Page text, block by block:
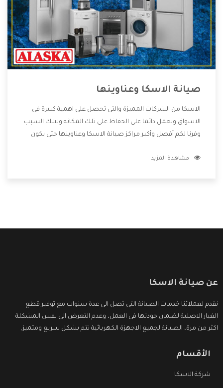
صيانة الاسكا وعناوينها
الاسكا من الشركات المميزة والتى تحصل على اهمية كبيرة فى
الاسواق وتعمل دائما على الحفاظ على تلك المكانه ولتلك السبب
وفرنا لكم أفضل وأكبر مراكز صيانة الاسكا وعناوينها حتى يكون
دون اى ازعاج كما أننا نهتم بكل ما يحتاجه المستهلك لكى نحافظ
مشاهدة المزيد
عن صيانة الاسكا
نقدم لعملائنا خدمات الصيانة التى تصل الى عدة سنوات مع توفير قطع
الغيار الاصلية لضمان جودتها فى العمل، وعدم التعرض الى نفس المشكلة
اكثر من مرة، الصيانة لجميع الاجهزة الكهربائية تتم بشكل سريع ومتميز.
الأقسام
شركة الاسكا